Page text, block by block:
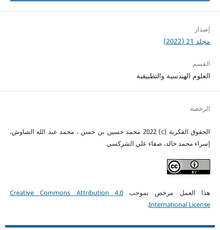
إصدار
مجلد 21 (2022)
القسم
العلوم الهندسية والتطبيقية
الرخصة
الحقوق الفكرية (c) 2022 محمد حسين بن حسن ، محمد عبد الله الشاوش،
إسراء محمد خالد، صفاء علي الشركسي
هذا العمل مرخص بموجبCreative Commons Attribution 4.0
International License
.